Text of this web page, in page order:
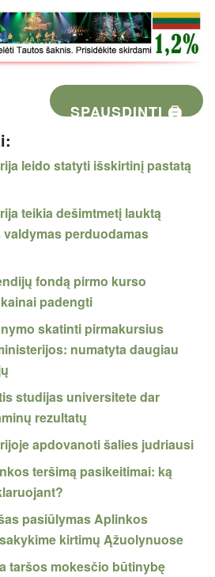
SPAUSDINTI 🖨
leido statyti išskirtinį pastatą
teikia dešimtmetį lauktą
valdymas perduodamas
fondą pirmo kurso
padengti
skatinti pirmakursius
numatyta daugiau
studijas universitete dar
rezultatų
apdovanoti šalies judriausi
teršimą pasikeitimai: ką
pasiūlymas Aplinkos
kirtimų Ąžuolynuose
taršos mokesčio būtinybę